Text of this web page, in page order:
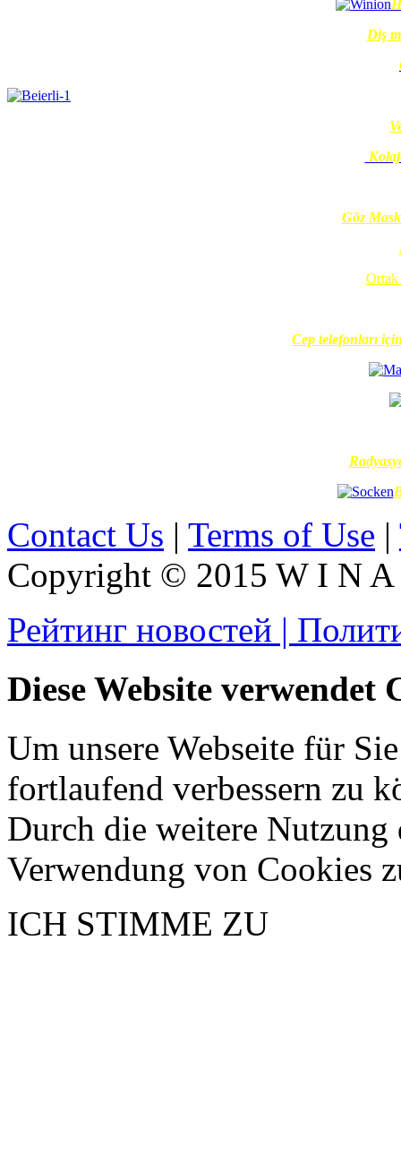
Diş
Göz
Ortak
Cep telefonları
Contact Us | Terms of Use |
Copyright © 2015 W I N
Рейтинг новостей |
Diese Website verwendet
Um unsere Webseite für
fortlaufend verbessern zu
Durch die weitere Nutzung
Verwendung von Cookies
ICH STIMME ZU